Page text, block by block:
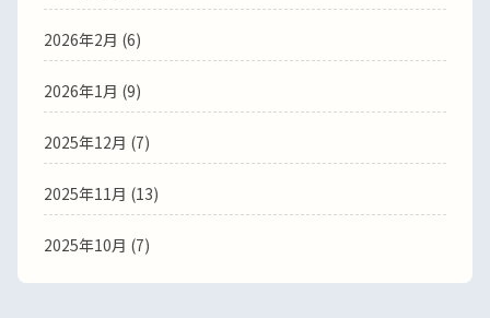
2026年2月 (6)
2026年1月 (9)
2025年12月 (7)
2025年11月 (13)
2025年10月 (7)